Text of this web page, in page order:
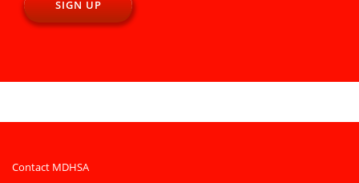
Contact MDHSA